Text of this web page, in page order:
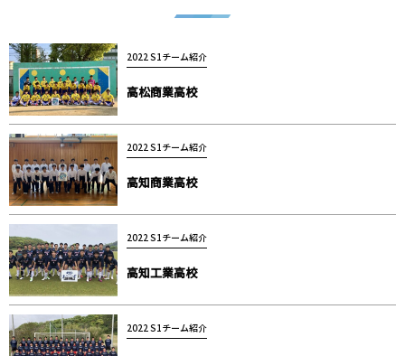
2022 S1チーム紹介
高松商業高校
2022 S1チーム紹介
高知商業高校
2022 S1チーム紹介
高知工業高校
2022 S1チーム紹介